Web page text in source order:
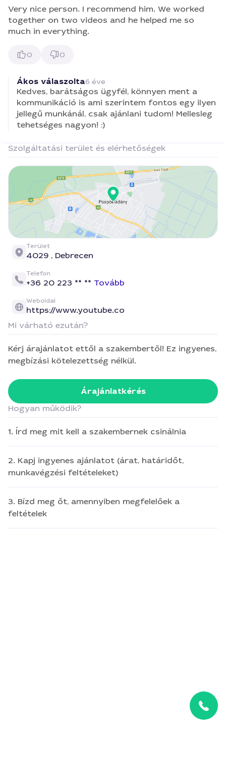
Very nice person. I recommend him. We worked
together on two videos and he helped me so
much in everything.
0 0
Ákos válaszolta6 éve
Kedves, barátságos ügyfél, könnyen ment a
kommunikáció is ami szerintem fontos egy ilyen
jellegű munkánál, csak ajánlani tudom! Mellesleg
tehetséges nagyon! :)
Szolgáltatási terület és elérhetőségek
Terület
4029 , Debrecen
Telefon
+36 20 223 ** ** Tovább
Weboldal
https://www.youtube.co
Mi várható ezután?
Kérj árajánlatot ettől a szakembertől! Ez ingyenes,
megbízási kötelezettség nélkül.
Árajánlatkérés
Hogyan működik?
1. Írd meg mit kell a szakembernek csinálnia
2. Kapj ingyenes ajánlatot (árat, határidőt,
munkavégzési feltételeket)
3. Bízd meg őt, amennyiben megfelelőek a
feltételek